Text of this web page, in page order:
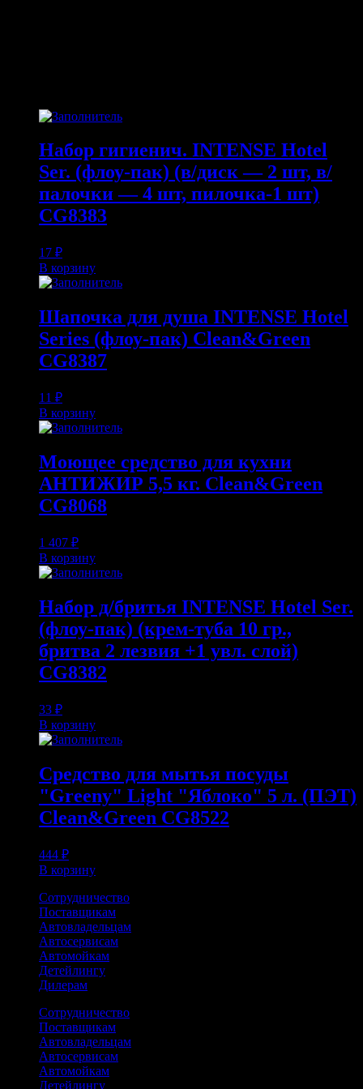
Набор гигиенич. INTENSE Hotel
Ser. (флоу-пак) (в/диск — 2 шт, в/
палочки — 4 шт, пилочка-1 шт)
CG8383
17 ₽
В корзину
Шапочка для душа INTENSE Hotel
Series (флоу-пак) Clean&Green
CG8387
11 ₽
В корзину
Моющее средство для кухни
АНТИЖИР 5,5 кг. Clean&Green
CG8068
1 407 ₽
В корзину
Набор д/бритья INTENSE Hotel Ser.
(флоу-пак) (крем-туба 10 гр.,
бритва 2 лезвия +1 увл. слой)
CG8382
33 ₽
В корзину
Средство для мытья посуды
"Greeny" Light "Яблоко" 5 л. (ПЭТ)
Clean&Green CG8522
444 ₽
В корзину
Сотрудничество
Поставщикам
Автовладельцам
Автосервисам
Автомойкам
Детейлингу
Дилерам
Сотрудничество
Поставщикам
Автовладельцам
Автосервисам
Автомойкам
Детейлингу